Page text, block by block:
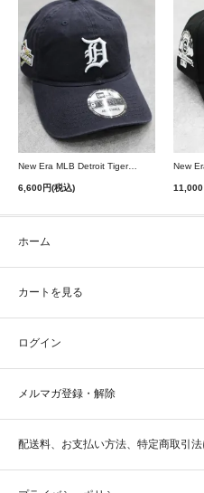
New Era MLB Detroit Tigers Postseason 9Twenty Strapback Cap - Navy
6,600円(税込) 11,000
ホーム
カートを見る
ログイン
メルマガ登録・解除
配送料、お支払い方法、特定商取引